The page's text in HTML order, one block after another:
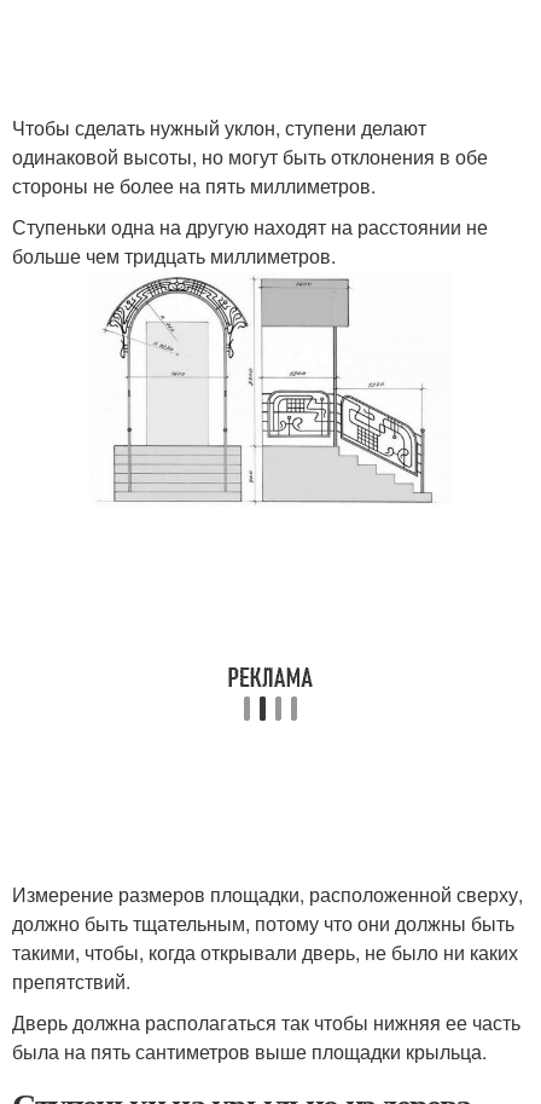
Чтобы сделать нужный уклон, ступени делают
одинаковой высоты, но могут быть отклонения в обе
стороны не более на пять миллиметров.
Ступеньки одна на другую находят на расстоянии не
больше чем тридцать миллиметров.
Измерение размеров площадки, расположенной сверху,
должно быть тщательным, потому что они должны быть
такими, чтобы, когда открывали дверь, не было ни каких
препятствий.
Дверь должна располагаться так чтобы нижняя ее часть
была на пять сантиметров выше площадки крыльца.